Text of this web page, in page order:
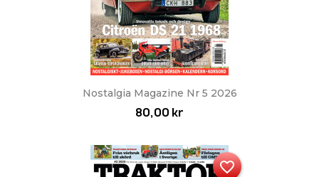
Nostalgia Magazine Nr 5 2026
80,00 kr
favorite_border